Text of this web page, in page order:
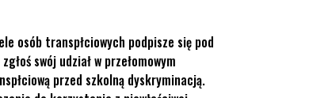
osób transpłciowych podpisze się pod
swój udział w przełomowym
przed szkolną dyskryminacją.